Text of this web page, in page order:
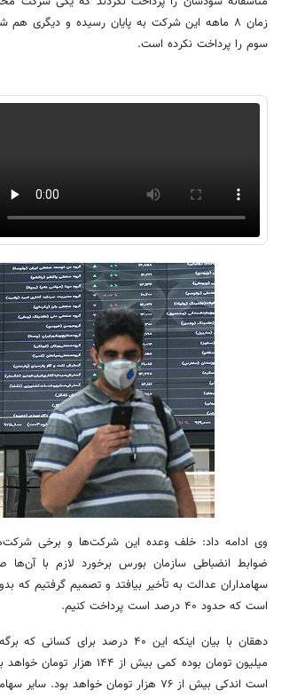
زمان ۸ ماهه این شرکت به پایان رسیده و دیگری
سوم را پرداخت نکرده است.
وی ادامه داد: خلف وعده این شرکت‌ها و برخی
ضوابط انضباطی سازمان بورس برخورد لازم با
سهامداران عدالت به تأخیر بیافتد و تصمیم گرفتیم
است که حدود ۴۰ درصد است پرداخت کنیم.
دهقان با بیان اینکه این ۴۰
است اندکی بیش از ۷۶ هزار تومان خواهد بود. سایر سهامداران هم به همین تناسب سود دریافت می‌کنند.